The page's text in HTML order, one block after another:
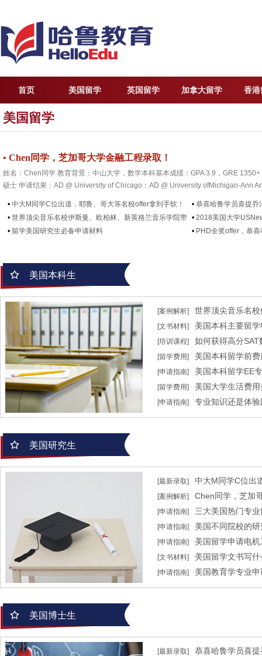
首页 美国留学 英国留学 加拿大留学 香港
美国留学
• Chen同学，芝加哥大学金融工程录取！
姓名：Chen同学 教育背景：中山大学，数学本科基本成绩：GPA 3.9，GRE
硕士 申请结果：AD @ University of Chicago；AD @ University ofMichigan-Ann
• 中大M同学C位出道，耶鲁、哥大等名校offer拿到手软！ • 恭喜哈鲁学员喜提乔
• 世界顶尖音乐名校伊斯曼、欧柏林、新英格兰音乐学院带
奖录取！
• 2018美国大学
• 留学美国研究生必备申请材料 • ​PHD全奖offer，恭
美国本科生
[案例解析]
世界顶尖音乐名
乐学院带奖录取！
[文书材料] 美国本科主要留
[培训课程] 如何获得高分SAT
[留学费用] 美国本科留学前费
[申请指南] 美国本科留学EE
[留学费用] 美国大学生活费
[申请指南] 专业知识还是体
美国研究生
[最新录取]
中大M同学C位出
手软！
[案例解析] Chen同学，芝加
[申请指南] 三大美国热门专
[申请指南] 美国不同院校的
[申请指南] 美国留学申请电
[文书材料] 美国留学文书写
[申请指南] 美国教育学专业
美国博士生
[最新录取]
恭喜哈鲁学员喜